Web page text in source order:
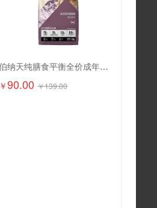
伯纳天纯膳食平衡全价成年期猫粮（含三文鱼配方）1.5kg
￥90.00 ￥139.00